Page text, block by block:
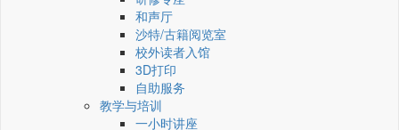
和声厅
沙特/古籍阅览室
校外读者入馆
3D打印
自助服务
教学与培训
一小时讲座